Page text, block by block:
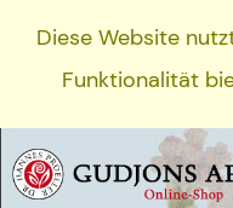
Diese Website
Funktionalität